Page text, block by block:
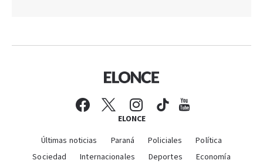
ELONCE
Últimas noticias Paraná Policiales
Política
Sociedad
Internacionales Deportes
Economía